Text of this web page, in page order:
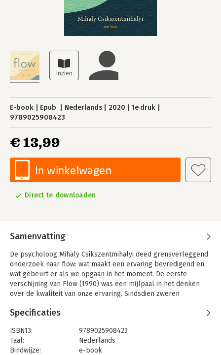
E-book Epub Nederlands 2020
1e druk
9789025908423
€ 13,99
In winkelwagen
Direct te downloaden
Samenvatting
De psycholoog Mihaly Csikszentmihalyi deed grensverleggend
onderzoek naar flow: wat maakt een ervaring bevredigend en
wat gebeurt er als we opgaan in het moment. De eerste
verschijning van Flow (1990) was een mijlpaal in het denken
over de kwaliteit van onze ervaring. Sindsdien zweren
methode. Door dit boek leren ze hun bewustzijn kennen,
kwaliteit van hun prestaties en leven.
Specificaties
ISBN13:
9789025908423
Taal:
Nederlands
Bindwijze:
e-book